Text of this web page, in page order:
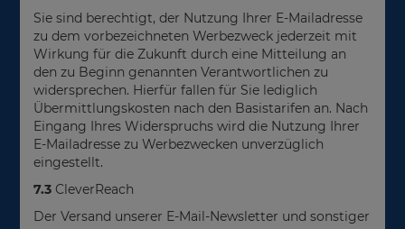
Sie sind berechtigt, der Nutzung Ihrer E-Mailadresse
zu dem vorbezeichneten Werbezweck jederzeit mit
Wirkung für die Zukunft durch eine Mitteilung an
den zu Beginn genannten Verantwortlichen zu
widersprechen. Hierfür fallen für Sie lediglich
Übermittlungskosten nach den Basistarifen an. Nach
Eingang Ihres Widerspruchs wird die Nutzung Ihrer
E-Mailadresse zu Werbezwecken unverzüglich
eingestellt.
7.3 CleverReach
Der Versand unserer E-Mail-Newsletter und sonstiger